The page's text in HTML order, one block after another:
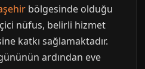
bölgesinde olduğu
nüfus, belirli hizmet
katkı sağlamaktadır.
ardından eve